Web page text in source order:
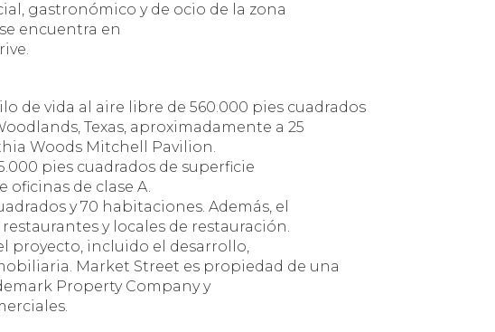
gastronómico y de ocio de la zona
encuentra en
de vida al aire libre de 560.000 pies cuadrados
Texas, aproximadamente a 25
Woods Mitchell Pavilion.
pies cuadrados de superficie
oficinas de clase A.
y 70 habitaciones. Además, el
y locales de restauración.
proyecto, incluido el desarrollo,
Market Street es propiedad de una
Property Company y